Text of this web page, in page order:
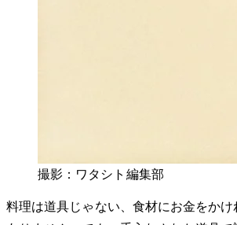
撮影：ワタシト編集部
料理は道具じゃない、食材にお金をかけ